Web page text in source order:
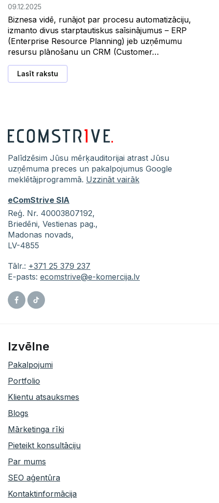
09.12.2025
Biznesa vidē, runājot par procesu automatizāciju,
izmanto divus starptautiskus saīsinājumus – ERP
(Enterprise Resource Planning) jeb uzņēmumu
resursu plānošanu un CRM (Customer…
Lasīt rakstu
Palīdzēsim Jūsu mērķauditorijai atrast Jūsu
uzņēmuma preces un pakalpojumus Google
meklētājprogrammā. Uzzināt vairāk
eComStrive SIA
Reģ. Nr. 40003807192,
Briedēni, Vestienas pag.,
Madonas novads,
LV-4855
Tālr.: +371 25 379 237
E-pasts: ecomstrive@e-komercija.lv
Facebook
Tiktok
Izvēlne
Pakalpojumi
Portfolio
Klientu atsauksmes
Blogs
Mārketinga rīki
Pieteikt konsultāciju
Par mums
SEO aģentūra
Kontaktinformācija